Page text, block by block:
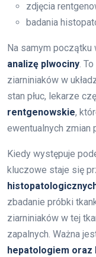
zdjęcia
badania
Na samym początku
analizę plwociny.
ziarniniaków w
stan płuc, lekarze
rentgenowskie,
ewentualnych zmian
Kiedy występuje
kluczowe staje się
zbadanie próbki
ziarniniaków w tej
zapalnych. Ważna
hepatologiem